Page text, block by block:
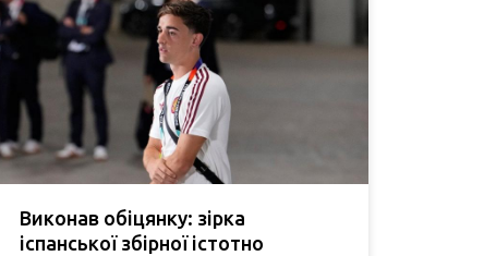
Виконав обіцянку: зірка
іспанської збірної істотно